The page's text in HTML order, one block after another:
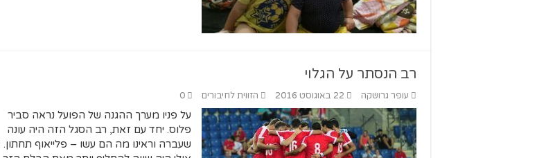
רב הנסתר על הגלוי
עופר גרושקה 22 באוגוסט 2016 הזווית לחיבורים 0
על פניו מערך ההגנה של הפועל נראה סביר
פלוס. יחד עם זאת, רב הסגל הזה היה עונה
שעברה וראינו מה הם עשו – פלייאוף תחתון.